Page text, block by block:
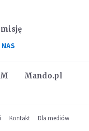
Mando.pl
Kontakt
Dla mediów